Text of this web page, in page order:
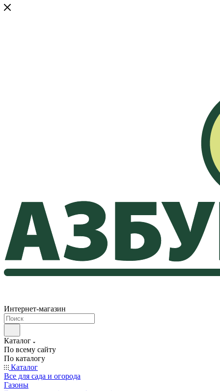
Интернет-магазин
Каталог
По всему сайту
По каталогу
Каталог
Все для сада и огорода
Газоны